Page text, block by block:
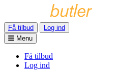
Få tilbud
Log ind
Menu
Få tilbud
Log ind